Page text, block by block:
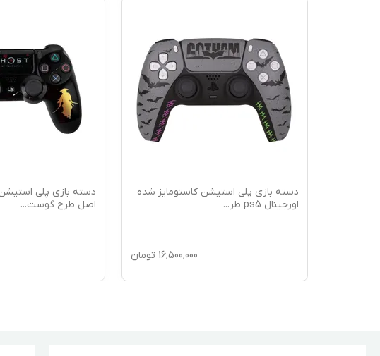
دسته بازی پلی استیشن کاستومایز شده
اورجینال ps5 طر
...
16,500,000 تومان
اصل طرح گوست...